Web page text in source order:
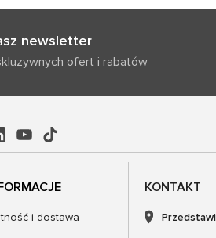
newsletter
ofert i rabatów
i dostawa
KONTAKT